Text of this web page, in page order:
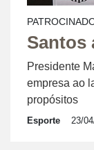
Santos
Presidente
empresa ao
propósitos
Esporte 23/